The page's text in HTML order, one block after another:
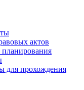
актов
планирования
для прохождения